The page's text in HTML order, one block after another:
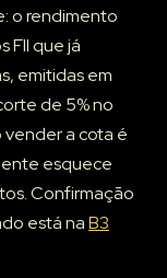
o rendimento
FII que já
emitidas em
de 5% no
vender a cota é
esquece
Confirmação
está naB3